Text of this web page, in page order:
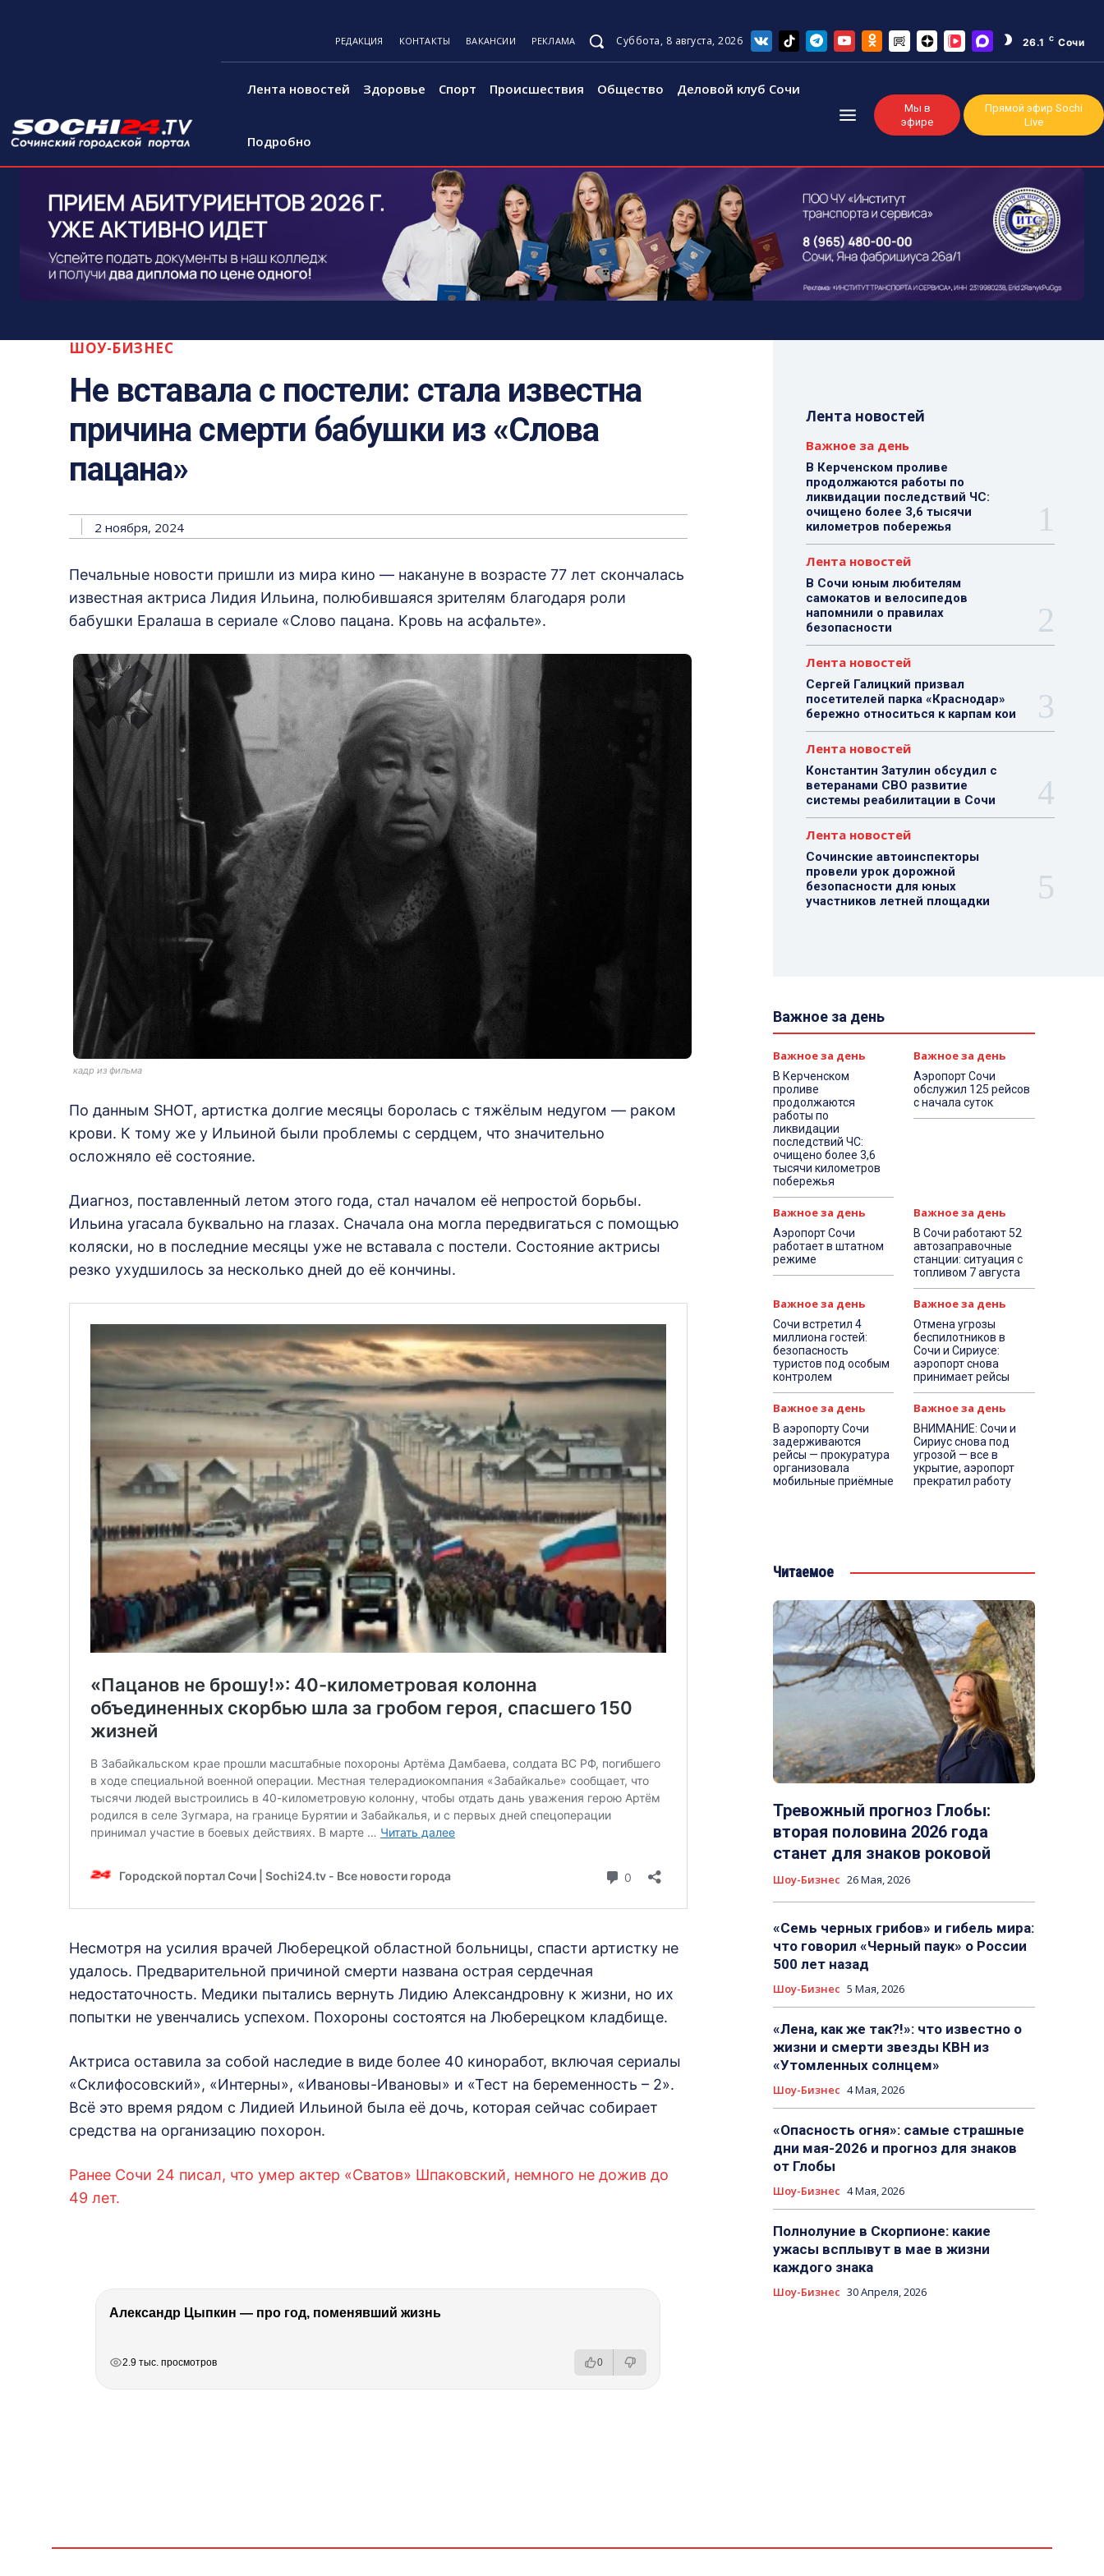
РЕДАКЦИЯ КОНТАКТЫ ВАКАНСИИ РЕКЛАМА Суббота, 8 августа, 2026 26.1 C Сочи
Лента новостей Здоровье Спорт Происшествия Общество Деловой клуб Сочи
Подробно
Мы в
эфире
Прямой эфир Sochi
Live
ШОУ-БИЗНЕС
Не вставала с постели: стала известна
причина смерти бабушки из «Слова
пацана»
2 ноября, 2024
Печальные новости пришли из мира кино — накануне в возрасте 77 лет скончалась
известная актриса Лидия Ильина, полюбившаяся зрителям благодаря роли
бабушки Ералаша в сериале «Слово пацана. Кровь на асфальте».
кадр из фильма
По данным SHOT, артистка долгие месяцы боролась с тяжёлым недугом — раком
крови. К тому же у Ильиной были проблемы с сердцем, что значительно
осложняло её состояние.
Диагноз, поставленный летом этого года, стал началом её непростой борьбы.
Ильина угасала буквально на глазах. Сначала она могла передвигаться с помощью
коляски, но в последние месяцы уже не вставала с постели. Состояние актрисы
резко ухудшилось за несколько дней до её кончины.
Несмотря на усилия врачей Люберецкой областной больницы, спасти артистку не
удалось. Предварительной причиной смерти названа острая сердечная
недостаточность. Медики пытались вернуть Лидию Александровну к жизни, но их
попытки не увенчались успехом. Похороны состоятся на Люберецком кладбище.
Актриса оставила за собой наследие в виде более 40 киноработ, включая сериалы
«Склифосовский», «Интерны», «Ивановы-Ивановы» и «Тест на беременность – 2».
Всё это время рядом с Лидией Ильиной была её дочь, которая сейчас собирает
средства на организацию похорон.
Ранее Сочи 24 писал, что умер актер «Сватов» Шпаковский, немного не дожив до
49 лет.
Александр Цыпкин — про год, поменявший жизнь
2.9 тыс. просмотров 0
Лента новостей
Важное за день
В Керченском проливе
продолжаются работы по
ликвидации последствий ЧС:
очищено более 3,6 тысячи
километров побережья
Лента новостей
В Сочи юным любителям
самокатов и велосипедов
напомнили о правилах
безопасности
Лента новостей
Сергей Галицкий призвал
посетителей парка «Краснодар»
бережно относиться к карпам кои
Лента новостей
Константин Затулин обсудил с
ветеранами СВО развитие
системы реабилитации в Сочи
Лента новостей
Сочинские автоинспекторы
провели урок дорожной
безопасности для юных
участников летней площадки
Важное за день
Важное за день
В Керченском
проливе
продолжаются
работы по
ликвидации
последствий ЧС:
очищено более 3,6
тысячи километров
побережья
Важное за день
Аэропорт Сочи
обслужил 125 рейсов
с начала суток
Важное за день
Аэропорт Сочи
работает в штатном
режиме
Важное за день
В Сочи работают 52
автозаправочные
станции: ситуация с
топливом 7 августа
Важное за день
Сочи встретил 4
миллиона гостей:
безопасность
туристов под особым
контролем
Важное за день
Отмена угрозы
беспилотников в
Сочи и Сириусе:
аэропорт снова
принимает рейсы
Важное за день
В аэропорту Сочи
задерживаются
рейсы — прокуратура
организовала
мобильные приёмные
Важное за день
ВНИМАНИЕ: Сочи и
Сириус снова под
угрозой — все в
укрытие, аэропорт
прекратил работу
Читаемое
Тревожный прогноз Глобы:
вторая половина 2026 года
станет для знаков роковой
Шоу-Бизнес 26 Мая, 2026
«Семь черных грибов» и гибель мира:
что говорил «Черный паук» о России
500 лет назад
Шоу-Бизнес 5 Мая, 2026
«Лена, как же так?!»: что известно о
жизни и смерти звезды КВН из
«Утомленных солнцем»
Шоу-Бизнес 4 Мая, 2026
«Опасность огня»: самые страшные
дни мая-2026 и прогноз для знаков
от Глобы
Шоу-Бизнес 4 Мая, 2026
Полнолуние в Скорпионе: какие
ужасы всплывут в мае в жизни
каждого знака
Шоу-Бизнес 30 Апреля, 2026